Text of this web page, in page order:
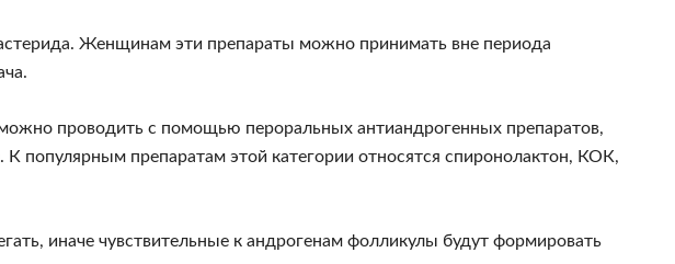
Женщинам эти препараты можно принимать вне периода
проводить с помощью пероральных антиандрогенных препаратов,
популярным препаратам этой категории относятся спиронолактон, КОК,
иначе чувствительные к андрогенам фолликулы будут формировать